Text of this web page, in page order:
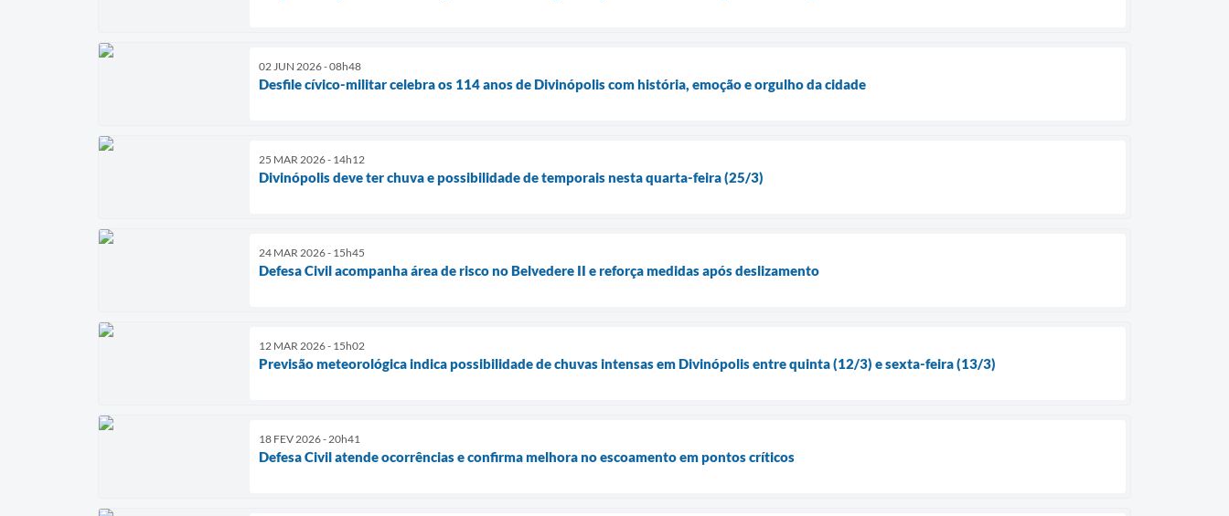
02 JUN 2026 - 08h48
Desfile cívico-militar celebra os 114 anos de Divinópolis com história, emoção e orgulho da cidade
25 MAR 2026 - 14h12
Divinópolis deve ter chuva e possibilidade de temporais nesta quarta-feira (25/3)
24 MAR 2026 - 15h45
Defesa Civil acompanha área de risco no Belvedere II e reforça medidas após deslizamento
12 MAR 2026 - 15h02
Previsão meteorológica indica possibilidade de chuvas intensas em Divinópolis entre quinta (12/3) e sexta-feira (13/3)
18 FEV 2026 - 20h41
Defesa Civil atende ocorrências e confirma melhora no escoamento em pontos críticos